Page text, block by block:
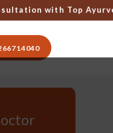
with Top Ayurveda